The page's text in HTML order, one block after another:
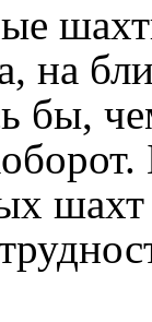
на
бы,
шахт